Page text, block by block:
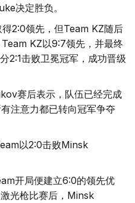
决定胜负。
2:0领先，但Team KZ随后
KZ以9:7领先，并最终
2:1击败卫冕冠军，成功晋级
赛后表示，队伍已经完成
注意力都已转向冠军争夺
以2:0击败Minsk
开局便建立6:0的领先优
光枪比赛后，Minsk